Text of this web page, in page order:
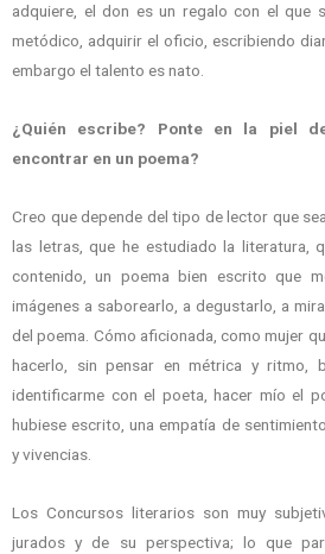
adquiere, el don es un regalo con el que
metódico, adquirir el oficio, escribiendo
embargo el talento es nato.
¿Quién escribe? Ponte en la piel
encontrar en un poema?
Creo que depende del tipo de lector que
las letras, que he estudiado la literatura,
contenido, un poema bien escrito que
imágenes a saborearlo, a degustarlo, a
del poema. Cómo aficionada, como mujer
hacerlo, sin pensar en métrica y ritmo,
identificarme con el poeta, hacer mío el
hubiese escrito, una empatía de
y vivencias.
Los Concursos literarios son muy
jurados y de su perspectiva; lo que